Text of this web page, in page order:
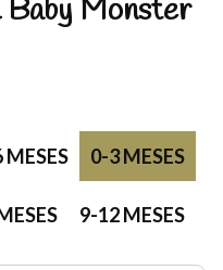
Monster
0-3 MESES
MESES
9-12 MESES